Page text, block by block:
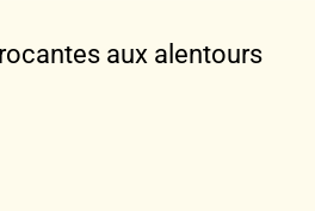
aux alentours